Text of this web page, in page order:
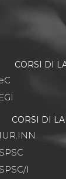
CORSI DI
CORSI DI
I